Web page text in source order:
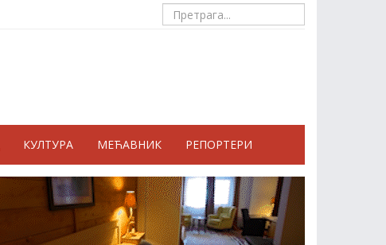
КУЛТУРА МЕЋАВНИК РЕПОРТЕРИ